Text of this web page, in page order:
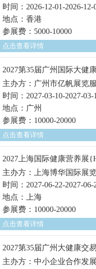
时间：2026-12-01-2026-12-
地点：香港
参展费：5000-10000
点击查看详情
2027第35届广州国际大健
主办方：广州市亿帆展览
时间：2027-03-10-2027-03-
地点：广州
参展费：10000-20000
点击查看详情
2027上海国际健康营养展
主办方：上海博华国际展
时间：2027-06-22-2027-06-
地点：上海
参展费：10000-20000
点击查看详情
2027第35届广州大健康交
主办方：中小企业合作发